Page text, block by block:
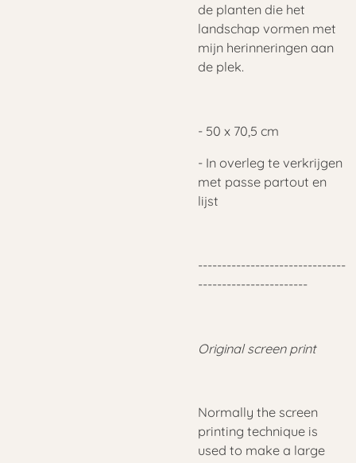
de planten die het
landschap vormen met
mijn herinneringen aan
de plek.
- 50 x 70,5 cm
- In overleg te verkrijgen
met passe partout en
lijst
-------------------------------
-----------------------
Original screen print
Normally the screen
printing technique is
used to make a large